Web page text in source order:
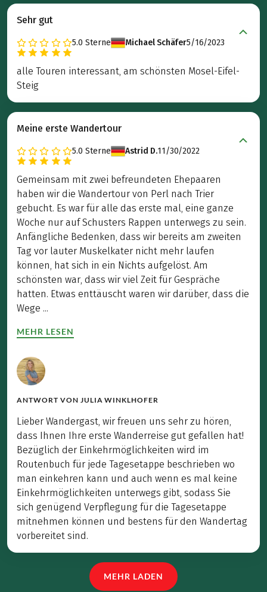
Sehr gut
5.0 Sterne Michael Schäfer5/16/2023
alle Touren interessant, am schönsten Mosel-Eifel-
Steig
Meine erste Wandertour
5.0 Sterne Astrid D.11/30/2022
Gemeinsam mit zwei befreundeten Ehepaaren
haben wir die Wandertour von Perl nach Trier
gebucht. Es war für alle das erste mal, eine ganze
Woche nur auf Schusters Rappen unterwegs zu sein.
Anfängliche Bedenken, dass wir bereits am zweiten
Tag vor lauter Muskelkater nicht mehr laufen
können, hat sich in ein Nichts aufgelöst. Am
schönsten war, dass wir viel Zeit für Gespräche
hatten. Etwas enttäuscht waren wir darüber, dass die
Wege ...
MEHR LESEN
ANTWORT VON JULIA WINKLHOFER
Lieber Wandergast, wir freuen uns sehr zu hören,
dass Ihnen Ihre erste Wanderreise gut gefallen hat!
Bezüglich der Einkehrmöglichkeiten wird im
Routenbuch für jede Tagesetappe beschrieben wo
man einkehren kann und auch wenn es mal keine
Einkehrmöglichkeiten unterwegs gibt, sodass Sie
sich genügend Verpflegung für die Tagesetappe
mitnehmen können und bestens für den Wandertag
vorbereitet sind.
MEHR LADEN